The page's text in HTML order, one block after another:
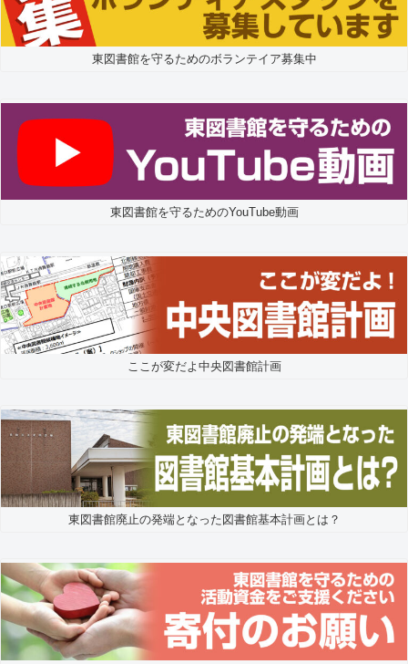
東図書館を守るためのボランテイア募集中
東図書館を守るためのYouTube動画
ここが変だよ中央図書館計画
東図書館廃止の発端となった図書館基本計画とは？